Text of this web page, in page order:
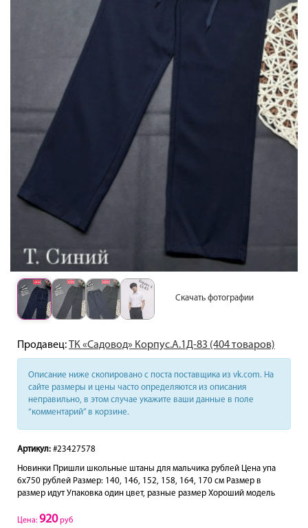
Скачать фотографии
Продавец:ТК «Садовод» Корпус.А.1Д-83 (404 товаров)
Описание ниже скопировано с поста поставщика из vk.com. На
сайте размеры и цены часто определяются из описания
неправильно, в этом случае укажите ваши данные в поле
“комментарий” в корзине.
Артикул: #23427578
Новинки Пришли школьные штаны для мальчика рублей Цена упа
6х750 рублей Размер: 140, 146, 152, 158, 164, 170 см Размер в
размер идут Упаковка один цвет, разные размер Хороший модель
Цена: 920руб